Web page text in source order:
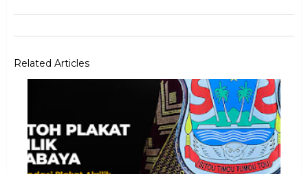
Related Articles